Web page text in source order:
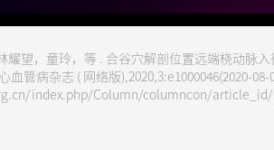
耀望，童玲，等 . 合谷穴解剖位置远端桡动脉
血管病杂志 ( 网络版),2020,3:e1000046(2020-08-
index.php/Column/columncon/article_id/